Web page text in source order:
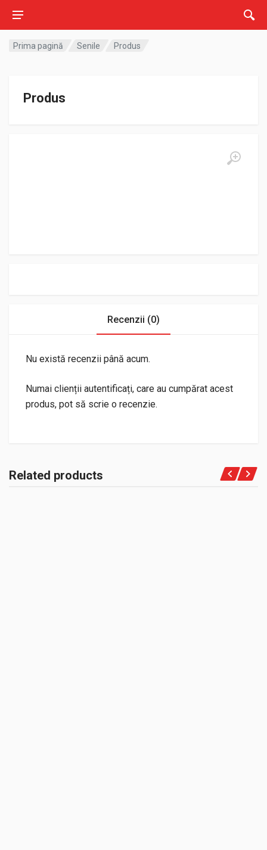
Prima pagină Senile Produs
Produs
Recenzii (0)
Nu există recenzii până acum.
Numai clienții autentificați, care au cumpărat acest
produs, pot să scrie o recenzie.
Related products